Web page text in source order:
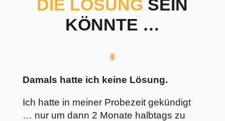
DIE LÖSUNG SEIN
KÖNNTE …
Damals hatte ich keine Lösung.
Ich hatte in meiner Probezeit gekündigt
… nur um dann 2 Monate halbtags zu